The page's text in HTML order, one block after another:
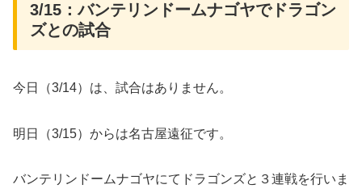
3/15：バンテリンドームナゴヤでドラゴン
ズとの試合
今日（3/14）は、試合はありません。
明日（3/15）からは名古屋遠征です。
バンテリンドームナゴヤにてドラゴンズと３連戦を行いま